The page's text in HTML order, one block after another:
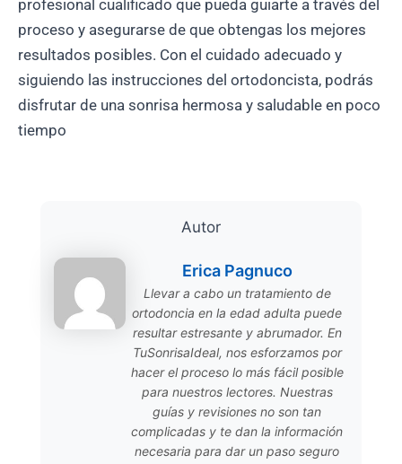
profesional cualificado que pueda guiarte a través del
proceso y asegurarse de que obtengas los mejores
resultados posibles. Con el cuidado adecuado y
siguiendo las instrucciones del ortodoncista, podrás
disfrutar de una sonrisa hermosa y saludable en poco
tiempo
Autor
Erica Pagnuco
Llevar a cabo un tratamiento de
ortodoncia en la edad adulta puede
resultar estresante y abrumador. En
TuSonrisaIdeal, nos esforzamos por
hacer el proceso lo más fácil posible
para nuestros lectores. Nuestras
guías y revisiones no son tan
complicadas y te dan la información
necesaria para dar un paso seguro